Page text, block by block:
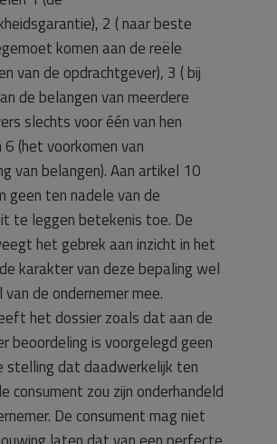
2 ( naar beste
komen aan de reële
van de opdrachtgever), 3 ( bij
de belangen van meerdere
slechts voor één van hen
(het voorkomen van
van belangen). Aan artikel 10
geen ten nadele van de
te leggen betekenis toe. De
het gebrek aan inzicht in het
karakter van deze bepaling wel
de ondernemer mee.
het dossier zoals dat aan de
beoordeling is voorgelegd geen
stelling dat daadwerkelijk ten
consument zou zijn onderhandeld
De consument mag niet